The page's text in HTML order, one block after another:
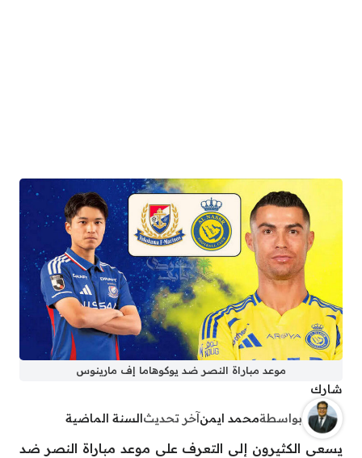
موعد مباراة النصر ضد يوكوهاما إف مارينوس
شارك
بواسطةمحمد ايمنآخر تحديثالسنة الماضية
يسعى الكثيرون إلى التعرف على موعد مباراة النصر ضد